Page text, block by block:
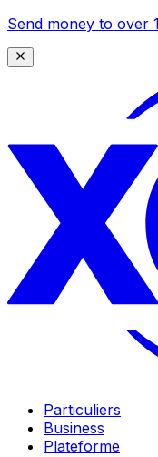
Send money to over
Particuliers
Business
Plateforme